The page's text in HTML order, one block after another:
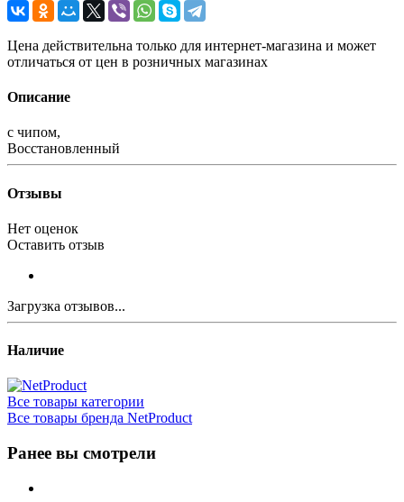
Цена действительна только для интернет-магазина и может
отличаться от цен в розничных магазинах
Описание
с чипом,
Восстановленный
Отзывы
Нет оценок
Оставить отзыв
Загрузка отзывов...
Наличие
Все товары категории
Все товары бренда NetProduct
Ранее вы смотрели